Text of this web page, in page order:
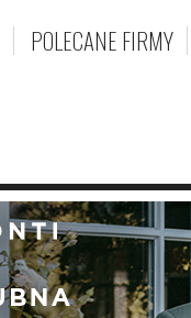
POLECANE FIRMY